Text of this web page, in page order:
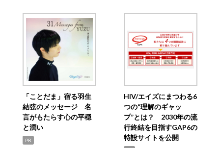
「ことだま」宿る羽生
結弦のメッセージ 名
言がもたらす心の平穏
と潤い
PR
HIV/エイズにまつわる6
つの“理解のギャッ
プ”とは？ 2030年の流
行終結を目指すGAP6の
特設サイトを公開